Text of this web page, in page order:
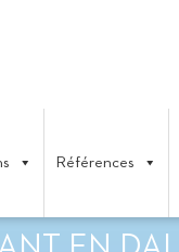
Références